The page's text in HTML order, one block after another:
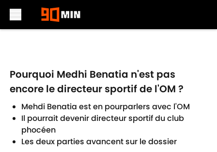
Pourquoi Medhi Benatia n'est pas
encore le directeur sportif de l'OM ?
Mehdi Benatia est en pourparlers avec l'OM
Il pourrait devenir directeur sportif du club
phocéen
Les deux parties avancent sur le dossier